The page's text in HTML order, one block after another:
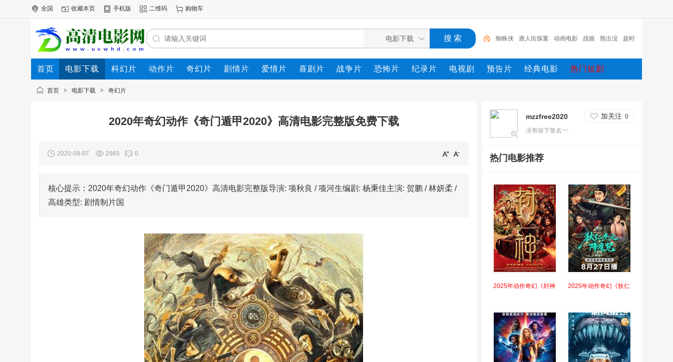
全国 收藏本页 手机版 二维码 购物车
蜘蛛侠 唐人街探案 动画电影 战狼 熊出没 超时
空 哥斯拉 重生 冰雪奇缘2 斗罗大陆
首页 电影下载 科幻片 动作片 奇幻片 剧情片 爱情片 喜剧片 战争片 恐怖片 纪录片 电视剧 预告片 经典电影 热门短剧
电影专题 下载帮助
首页 > 电影下载 > 奇幻片
2020年奇幻动作《奇门遁甲2020》高清电影完整版免费下载
2020-09-07 2965 0
核心提示：2020年奇幻动作《奇门遁甲2020》高清电影完整版导演: 项秋良 / 项河生编剧: 杨秉佳主演: 贺鹏 / 林妍柔 /
高雄类型: 剧情制片国
mzzfree2020 加关注 0
没有留下签名~~
热门电影推荐
2025年动作奇幻《封神 2025年动作奇幻《狄仁